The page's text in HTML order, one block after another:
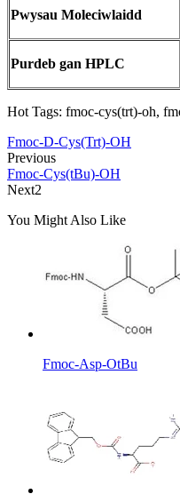
Pwysau Moleciwlaidd
Purdeb gan HPLC
Hot Tags: fmoc-cys(trt)-oh,
Fmoc-D-Cys(Trt)-OH
Previous
Fmoc-Cys(tBu)-OH
Next2
You Might Also Like
Fmoc-Asp-OtBu